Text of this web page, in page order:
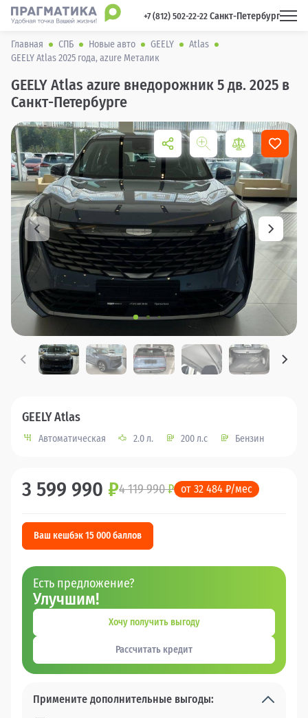
+7 (812) 502-22-22 Санкт-Петербург
Главная СПБ Новые авто GEELY
Atlas
GEELY Atlas 2025 года, azure Металик
GEELY Atlas azure внедорожник 5 дв. 2025 в
Санкт-Петербурге
GEELY Atlas
Автоматическая 2.0 л. 200 л.с Бензин
3 599 990 ₽4 119 990₽ от 32 484 ₽/мес
Ваш кешбэк 15 000 баллов
Есть предложение?
Улучшим!
Хочу получить выгоду
Рассчитать кредит
Примените дополнительные выгоды: